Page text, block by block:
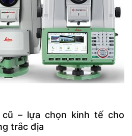
cũ – lựa chọn kinh tế cho
trắc địa